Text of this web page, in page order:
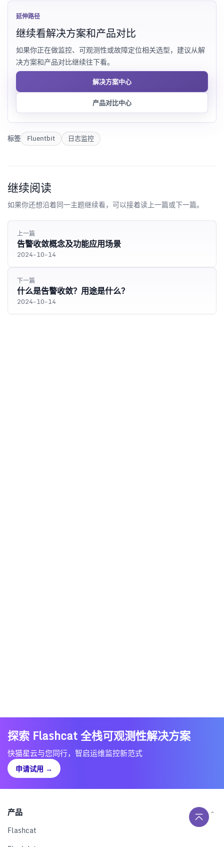
延伸路径
继续看解决方案和产品对比
如果你正在做监控、可观测性或故障定位相关选型，建议从解
决方案和产品对比继续往下看。
解决方案中心
产品对比中心
标签 Fluentbit 日志监控
继续阅读
如果你还想沿着同一主题继续看，可以接着读上一篇或下一篇。
上一篇
告警收敛概念及功能应用场景
2024-10-14
下一篇
什么是告警收敛？用途是什么？
2024-10-14
探索 Flashcat 全栈可观测性解决方案
快猫星云与您同行，智启运维监控新范式
申请试用 →
产品
Flashcat